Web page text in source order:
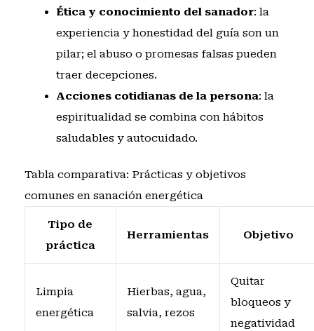
Ética y conocimiento del sanador: la
experiencia y honestidad del guía son un
pilar; el abuso o promesas falsas pueden
traer decepciones.
Acciones cotidianas de la persona: la
espiritualidad se combina con hábitos
saludables y autocuidado.
Tabla comparativa: Prácticas y objetivos
comunes en sanación energética
Tipo de
práctica
Herramientas Objetivo
Limpia
energética
Hierbas, agua,
salvia, rezos
Quitar
bloqueos y
negatividad